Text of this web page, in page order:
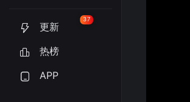
更新
37
热榜
APP